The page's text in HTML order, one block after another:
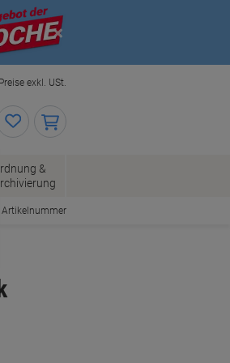
Close
Preise exkl. USt.
&
Artikelnummer